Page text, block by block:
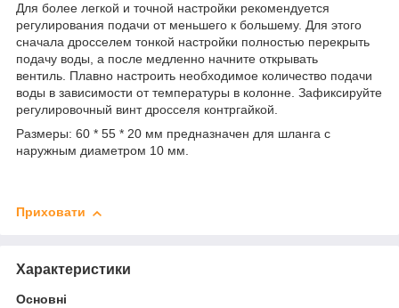
Для более легкой и точной настройки рекомендуется
регулирования подачи от меньшего к большему. Для этого
сначала дросселем тонкой настройки полностью перекрыть
подачу воды, а после медленно начните открывать
вентиль. Плавно настроить необходимое количество подачи
воды в зависимости от температуры в колонне. Зафиксируйте
регулировочный винт дросселя контргайкой.
Размеры: 60 * 55 * 20 мм предназначен для шланга с
наружным диаметром 10 мм.
Приховати
Характеристики
Основні